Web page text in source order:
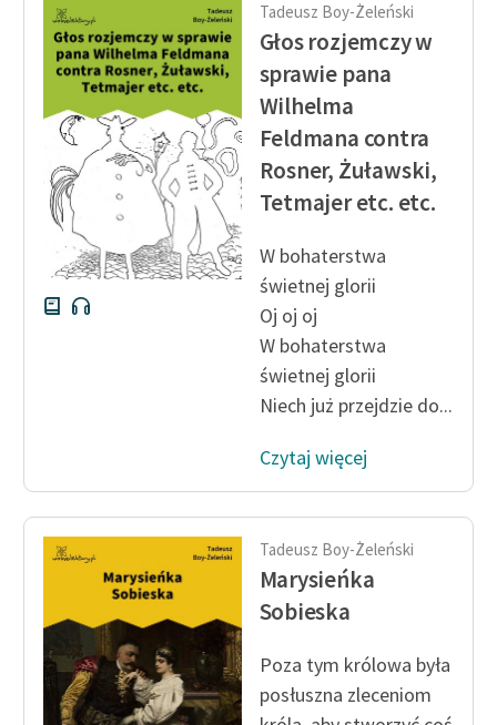
Dane fundacji i
sprawozdania finansowe
Regulamin darowizn
Informacja o treściach
wrażliwych
Deklaracja dostępności
Tadeusz Boy-Żeleński
Głos rozjemczy w
sprawie pana
Wilhelma
Feldmana contra
Rosner, Żuławski,
Tetmajer etc. etc.
W bohaterstwa
świetnej glorii
Oj oj oj
W bohaterstwa
świetnej glorii
Niech już przejdzie do...
Czytaj więcej
Tadeusz Boy-Żeleński
Marysieńka
Sobieska
Poza tym królowa była
posłuszna zleceniom